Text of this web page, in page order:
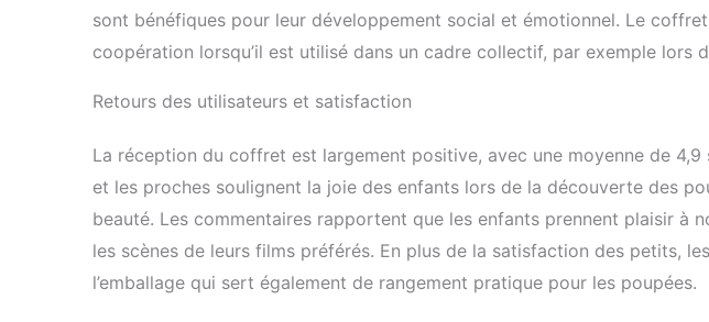
sont bénéfiques pour leur développement social et émotionnel. Le
coopération lorsqu’il est utilisé dans un cadre collectif, par exemple lors
Retours des utilisateurs et satisfaction
La réception du coffret est largement positive, avec une moyenne de
et les proches soulignent la joie des enfants lors de la découverte des
beauté. Les commentaires rapportent que les enfants prennent plaisir à
les scènes de leurs films préférés. En plus de la satisfaction des petits,
l’emballage qui sert également de rangement pratique pour les poupées.